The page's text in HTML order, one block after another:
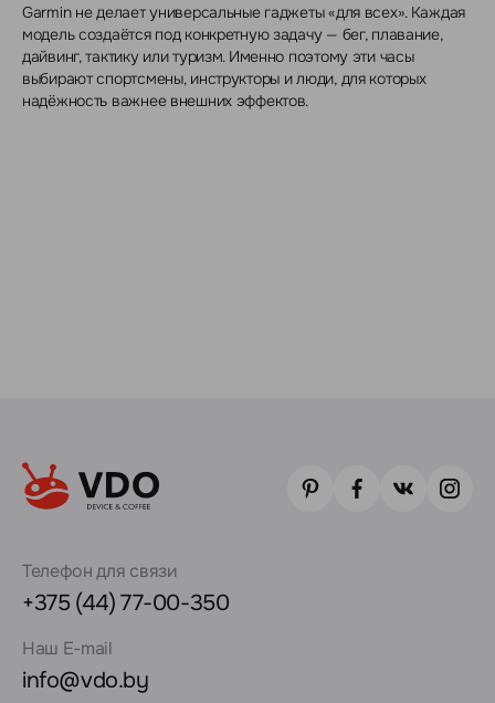
Garmin не делает универсальные гаджеты «для всех». Каждая
модель создаётся под конкретную задачу — бег, плавание,
дайвинг, тактику или туризм. Именно поэтому эти часы
выбирают спортсмены, инструкторы и люди, для которых
надёжность важнее внешних эффектов.
Телефон для связи
+375 (44) 77-00-350
Наш E-mail
info@vdo.by